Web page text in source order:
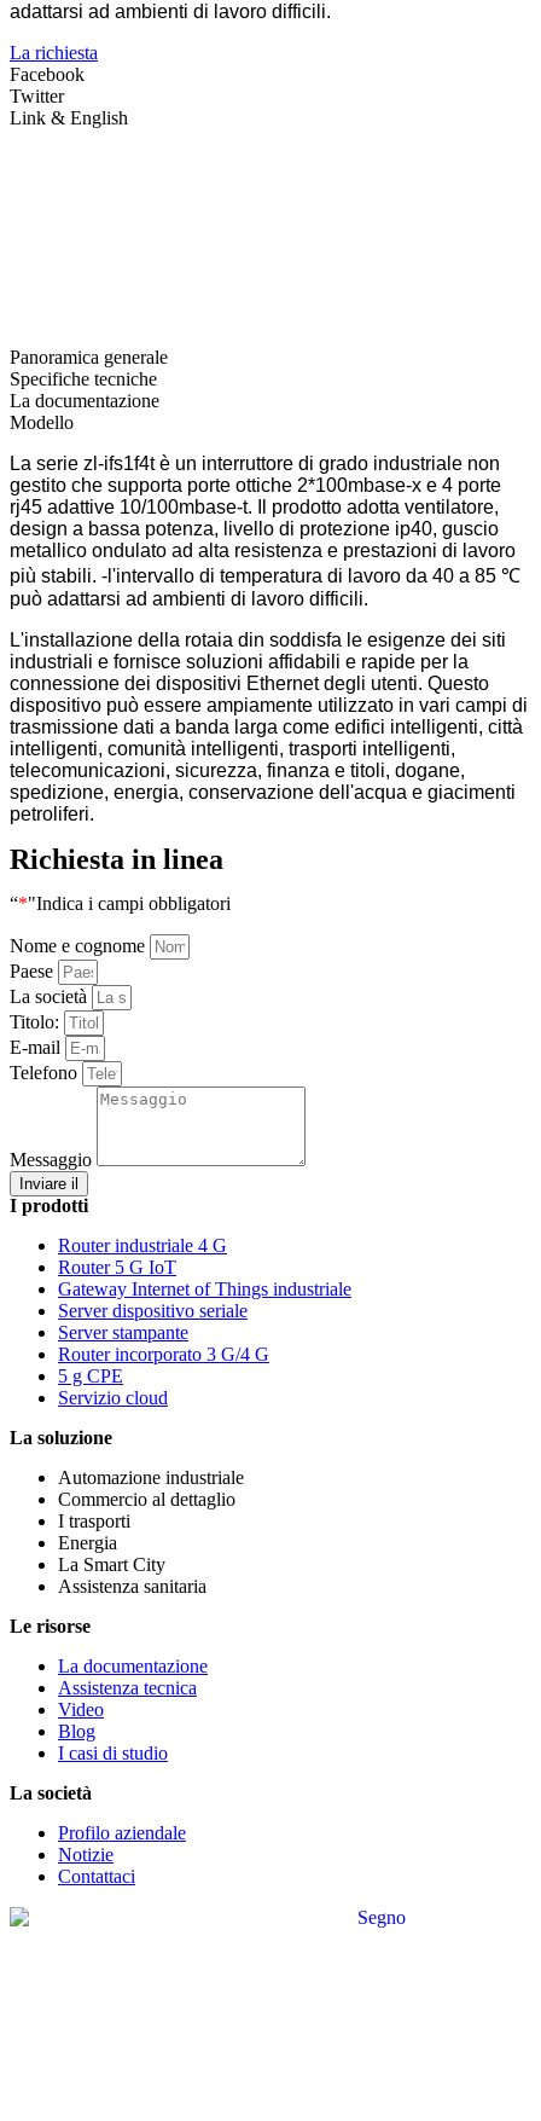
adattarsi ad ambienti di lavoro difficili.
La richiesta
Facebook
Twitter
Link & English
Panoramica generale
Specifiche tecniche
La documentazione
Modello
La serie zl-ifs1f4t è un interruttore di grado industriale non
gestito che supporta porte ottiche 2*100mbase-x e 4 porte
rj45 adattive 10/100mbase-t. Il prodotto adotta ventilatore,
design a bassa potenza, livello di protezione ip40, guscio
metallico ondulato ad alta resistenza e prestazioni di lavoro
più stabili. -l'intervallo di temperatura di lavoro da 40 a 85 ℃
può adattarsi ad ambienti di lavoro difficili.
L'installazione della rotaia din soddisfa le esigenze dei siti
industriali e fornisce soluzioni affidabili e rapide per la
connessione dei dispositivi Ethernet degli utenti. Questo
dispositivo può essere ampiamente utilizzato in vari campi di
trasmissione dati a banda larga come edifici intelligenti, città
intelligenti, comunità intelligenti, trasporti intelligenti,
telecomunicazioni, sicurezza, finanza e titoli, dogane,
spedizione, energia, conservazione dell'acqua e giacimenti
petroliferi.
Richiesta in linea
“*"Indica i campi obbligatori
Nome e cognome
Paese
La società
Titolo:
E-mail
Telefono
Messaggio
Inviare il
I prodotti
Router industriale 4 G
Router 5 G IoT
Gateway Internet of Things industriale
Server dispositivo seriale
Server stampante
Router incorporato 3 G/4 G
5 g CPE
Servizio cloud
La soluzione
Automazione industriale
Commercio al dettaglio
I trasporti
Energia
La Smart City
Assistenza sanitaria
Le risorse
La documentazione
Assistenza tecnica
Video
Blog
I casi di studio
La società
Profilo aziendale
Notizie
Contattaci